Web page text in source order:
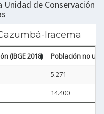
Unidad de Conservación
Iracema
(IBGE 2018)
Población no
5.271
14.400